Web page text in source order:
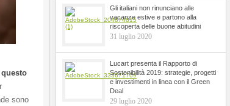
sono
Gli italiani non rinunciano alle
vacanze estive e partono alla
riscoperta delle buone abitudini
31 luglio 2020
Lucart presenta il Rapporto di
Sostenibilità 2019: strategie, progetti
e investimenti in linea con il Green
Deal
29 luglio 2020